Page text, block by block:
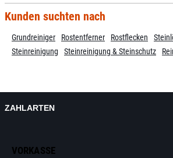
Kunden suchten nach
Grundreiniger Rostentferner Rostflecken
Steinreinigung
Steinreinigung & Steinschutz
ZAHLARTEN
VORKASSE